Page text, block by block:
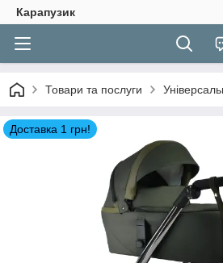
Карапузик
Товари та послуги
Доставка 1 грн!